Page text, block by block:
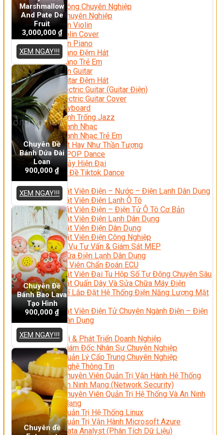
Nhạc Công Chuyên Nghiệp
Ca Sĩ Chuyên Nghiệp
Học Đàn Violin
Học Violin Cover
Học Đàn Piano
Học Piano Đệm Hát
Học Piano Trẻ Em
Học Đàn Guitar
Học Guitar Đệm Hát
Học Electric Guitar (Guitar Điện)
Học Electric Guitar Cover
Học Keyboard
Học Đánh Trống Jazz
Học Thanh Nhạc
Học Thanh Nhạc Trẻ Em
Học Hát Hay Như Thần Tượng
Học K-POP Dance
Học Nhảy Hiện Đại
Chuyên Đề Tiktok Dance
Kỹ Thuật – Công Nghệ
Kỹ Thuật Viên Điện – Nước – Điện Lạnh Dân Dụng
Kỹ Thuật Viên Điện Lạnh Ô Tô
Kỹ Thuật Viên Điện – Điện Tử Ô Tô Cơ Bản
Kỹ Thuật Viên Điện Lạnh Dân Dụng
Kỹ Thuật Viên Điện Dân Dụng
Kỹ Thuật Viên Điện Công Nghiệp
Nghiệp Vụ Tư Vấn & Giám Sát MEP
Sửa Chữa Điện Lạnh Dân Dụng
Chuyên Viên Chẩn Đoán ECU
Kỹ Thuật Viên Đại Tu Hộp Số Tự Động Chuyên Sâu
Kỹ Thuật Quấn Dây Và Sửa Chữa Máy Điện
Thiết Kế Lắp Đặt Hệ Thống Điện Năng Lượng Mặt
Trời
Kỹ Thuật Viên Điện Tử Chuyên Ngành Điện – Điện
Lạnh Dân Dụng
Ngành Khác
Quản Trị & Phát Triển Doanh Nghiệp
Giám Đốc Nhân Sự Chuyên Nghiệp
Quản Lý Cấp Trung Chuyên Nghiệp
Công Nghệ Thông Tin
Chuyên Viên Quản Trị Vận Hành Hệ Thống
An Ninh Mạng (Network Security)
Chuyên Viên Quản Trị Hệ Thống Và An Ninh
Mạng
Quản Trị Hệ Thống Linux
Quản Trị Vận Hành Microsoft Azure
Data Analyst (Phân Tích Dữ Liệu)
Marshmallow
And Pate De
Fruit
3,000,000 ₫
XEM NGAY!!!
Chuyên Đề
Bánh Dứa Đài
Loan
900,000 ₫
XEM NGAY!!!
Chuyên Đề
Bánh Bao Lava
Tạo Hình
900,000 ₫
XEM NGAY!!!
Chuyên đề